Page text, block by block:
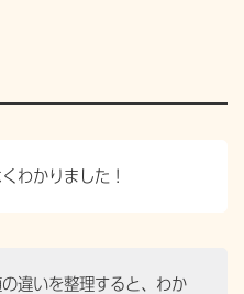
わかりました！
違いを整理すると、わか